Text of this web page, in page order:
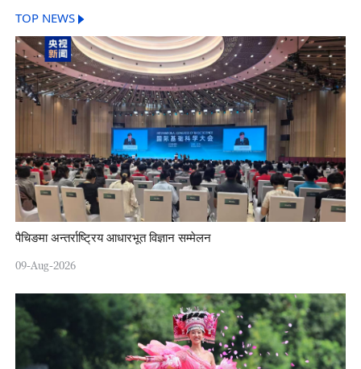
TOP NEWS
पैचिङमा अन्तर्राष्ट्रिय आधारभूत विज्ञान सम्मेलन
09-Aug-2026